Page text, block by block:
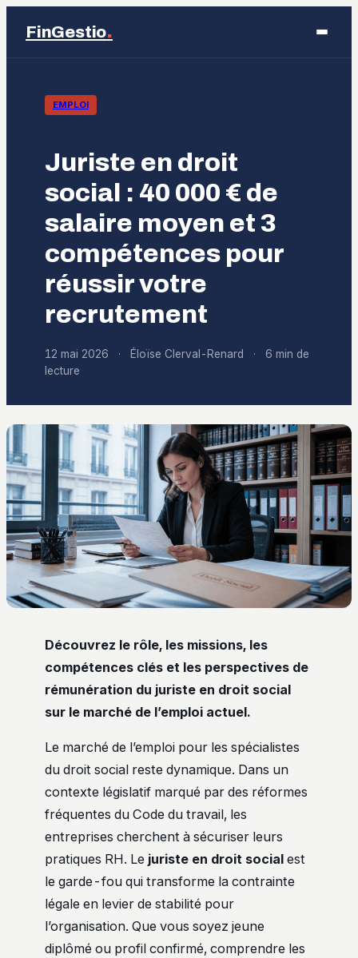
FinGestio.
Business
Finance
Marketing
EMPLOI
Juriste en droit
social : 40 000 € de
salaire moyen et 3
compétences pour
réussir votre
recrutement
12 mai 2026 · Éloïse Clerval-Renard ·
6 min de
lecture
Découvrez le rôle, les missions, les
compétences clés et les perspectives de
rémunération du juriste en droit social
sur le marché de l’emploi actuel.
Le marché de l’emploi pour les spécialistes
du droit social reste dynamique. Dans un
contexte législatif marqué par des réformes
fréquentes du Code du travail, les
entreprises cherchent à sécuriser leurs
pratiques RH. Le juriste en droit social est
le garde-fou qui transforme la contrainte
légale en levier de stabilité pour
l’organisation. Que vous soyez jeune
diplômé ou profil confirmé, comprendre les